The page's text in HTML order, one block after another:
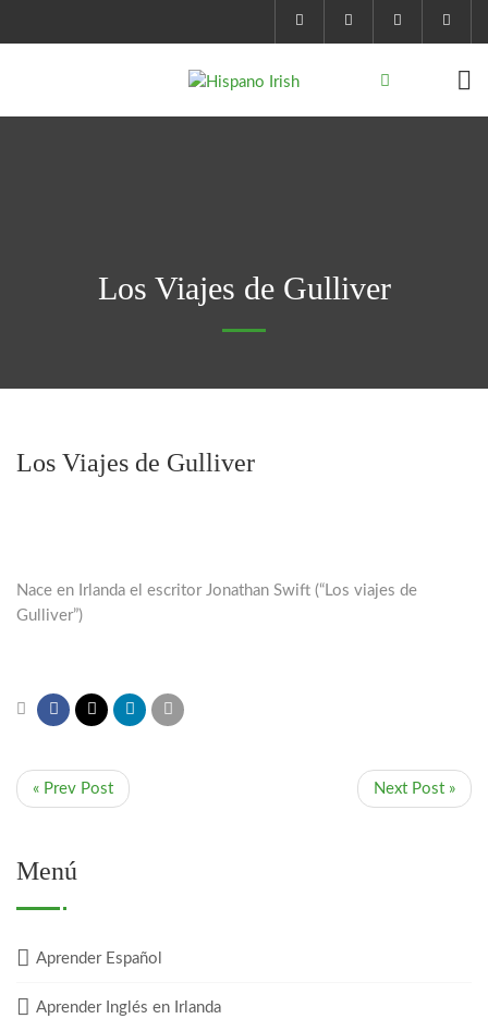
Los Viajes de Gulliver
Los Viajes de Gulliver
Nace en Irlanda el escritor Jonathan Swift (“Los viajes de
Gulliver”)
« Prev Post Next Post »
Menú
Aprender Español
Aprender Inglés en Irlanda